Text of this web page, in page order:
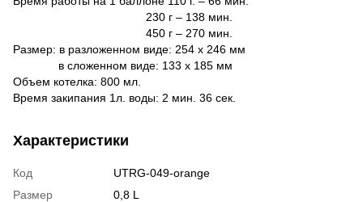
230 г – 138 мин.
450 г – 270 мин.
Размер: в разложенном виде: 254 x 246 мм
в сложенном виде: 133 x 185 мм
Объем котелка: 800 мл.
Время закипания 1л. воды: 2 мин. 36 сек.
Характеристики
Код
UTRG-049-orange
Размер
0,8 L